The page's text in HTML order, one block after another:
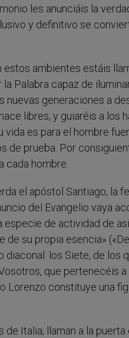
les anunciáis la
y definitivo se
ambientes estáis
Palabra capaz de
nuevas generaciones a
libres, y guiaréis a los
es para el hombre
de prueba. Por
cada hombre.
el apóstol Santiago, la
del Evangelio vaya
especie de actividad de
su propia esencia»
los Siete, de los
que pertenecéis a
Lorenzo constituye una
Italia; llaman a la puerta